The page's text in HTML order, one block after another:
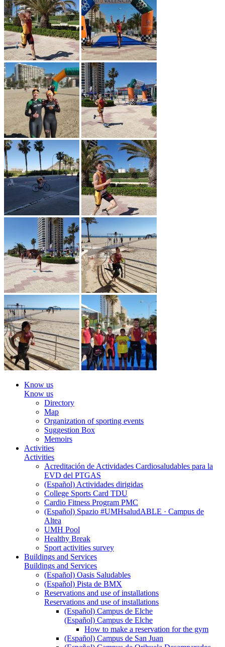
Know us
Know us
Directory
Map
Organization of sporting events
Suggestion Box
Memoirs
Activities
Activities
Acreditación de Actividades Cardiosaludables para la
EVD del PTGAS
(Español) Actividades dirigidas
College Sports Card TDU
Cardio Fitness Program PMC
(Español) Spazio #UMHsaludABLE · Campus de
Altea
UMH Pool
Healthy Break
Sport activities survey
Buildings and Services
Buildings and Services
(Español) Oasis Saludables
(Español) Pista de BMX
Reservations and use of installations
Reservations and use of installations
(Español) Campus de Elche
(Español) Campus de Elche
How to make a reservation for the gym
(Español) Campus de San Juan